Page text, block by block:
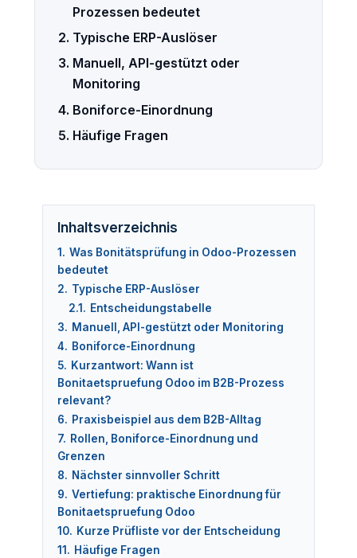
Prozessen bedeutet
Typische ERP-Auslöser
Manuell, API-gestützt oder
Monitoring
Boniforce-Einordnung
Häufige Fragen
Inhaltsverzeichnis
1. Was Bonitätsprüfung in Odoo-Prozessen
bedeutet
2. Typische ERP-Auslöser
2.1. Entscheidungstabelle
3. Manuell, API-gestützt oder Monitoring
4. Boniforce-Einordnung
5. Kurzantwort: Wann ist
Bonitaetspruefung Odoo im B2B-Prozess
relevant?
6. Praxisbeispiel aus dem B2B-Alltag
7. Rollen, Boniforce-Einordnung und
Grenzen
8. Nächster sinnvoller Schritt
9. Vertiefung: praktische Einordnung für
Bonitaetspruefung Odoo
10. Kurze Prüfliste vor der Entscheidung
11. Häufige Fragen